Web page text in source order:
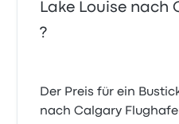
Lake Louise nach
?
Der Preis für ein
nach Calgary